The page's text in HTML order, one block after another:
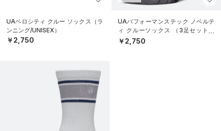
UAベロシティ クルー ソックス（ラ
ンニング/UNISEX）
￥2,750
UAパフォーマンステック ノベルテ
ィ クルーソックス （3足セット）
（トレーニング/UNISEX）
￥2,750